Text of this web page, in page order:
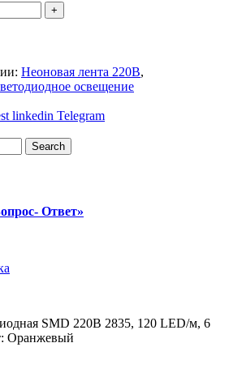
Неоновая лента 220В,
освещение
linkedin Telegram
Search
Ответ»
SMD 220В 2835, 120 LED/м, 6
Оранжевый